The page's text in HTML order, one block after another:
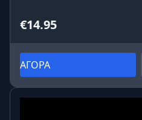
€14.95
ΑΓΟΡΑ